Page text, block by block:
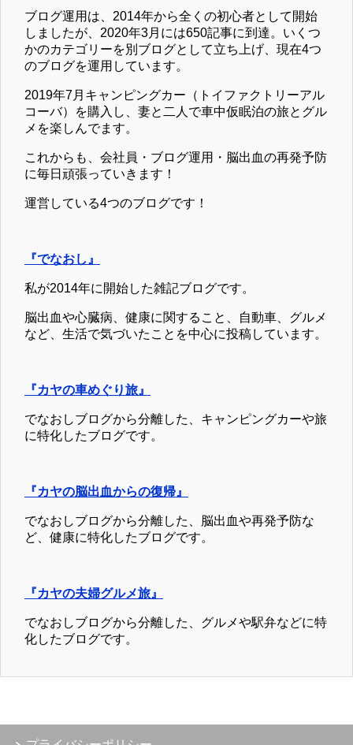
ブログ運用は、2014年から全くの初心者として開始
しましたが、2020年3月には650記事に到達。いくつ
かのカテゴリーを別ブログとして立ち上げ、現在4つ
のブログを運用しています。
2019年7月キャンピングカー（トイファクトリーアル
コーバ）を購入し、妻と二人で車中仮眠泊の旅とグル
メを楽しんでます。
これからも、会社員・ブログ運用・脳出血の再発予防
に毎日頑張っていきます！
運営している4つのブログです！
『でなおし』
私が2014年に開始した雑記ブログです。
脳出血や心臓病、健康に関すること、自動車、グルメ
など、生活で気づいたことを中心に投稿しています。
『カヤの車めぐり旅』
でなおしブログから分離した、キャンピングカーや旅
に特化したブログです。
『カヤの脳出血からの復帰』
でなおしブログから分離した、脳出血や再発予防な
ど、健康に特化したブログです。
『カヤの夫婦グルメ旅』
でなおしブログから分離した、グルメや駅弁などに特
化したブログです。